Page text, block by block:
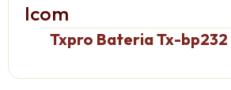
Icom
Txpro Bateria Tx-bp232